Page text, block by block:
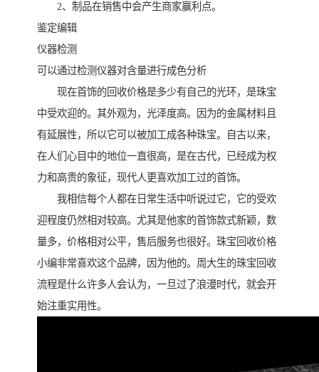
2、制品在销售中会产生商家赢利点。
鉴定编辑
仪器检测
可以通过检测仪器对含量进行成色分析
现在首饰的回收价格是多少有自己的光环，是珠宝
中受欢迎的。其外观为，光泽度高。因为的金属材料且
有延展性，所以它可以被加工成各种珠宝。自古以来，
在人们心目中的地位一直很高，是在古代，已经成为权
力和高贵的象征，现代人更喜欢加工过的首饰。
我相信每个人都在日常生活中听说过它，它的受欢
迎程度仍然相对较高。尤其是他家的首饰款式新颖，数
量多，价格相对公平，售后服务也很好。珠宝回收价格
小编非常喜欢这个品牌，因为他的。周大生的珠宝回收
流程是什么许多人会认为，一旦过了浪漫时代，就会开
始注重实用性。